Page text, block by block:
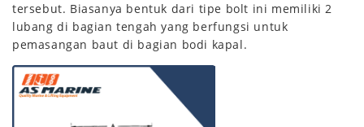
tersebut. Biasanya bentuk dari tipe bolt ini memiliki 2
lubang di bagian tengah yang berfungsi untuk
pemasangan baut di bagian bodi kapal.